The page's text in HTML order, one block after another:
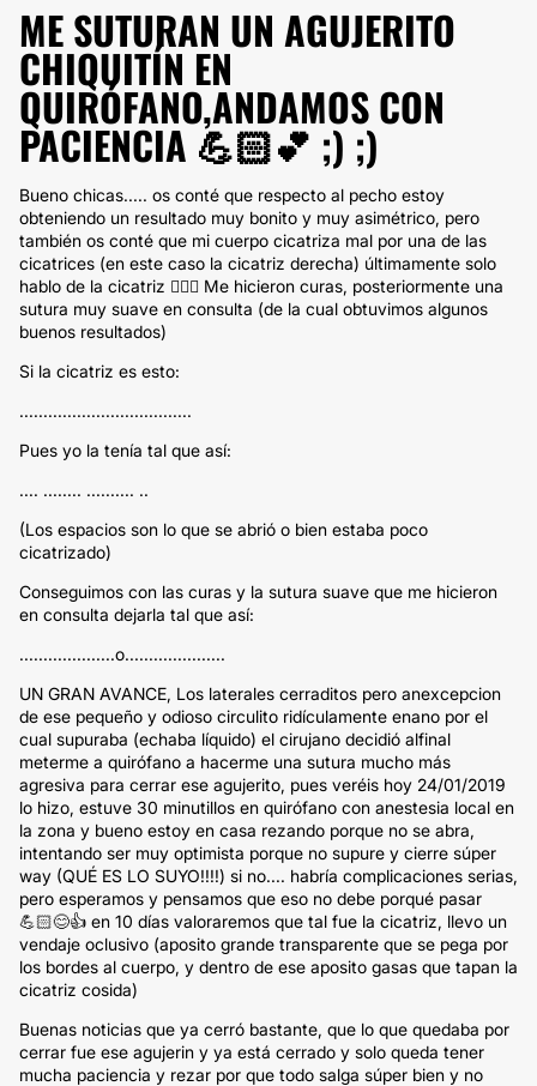
ME SUTURAN UN AGUJERITO
CHIQUITÍN EN
QUIRÓFANO,ANDAMOS CON
PACIENCIA 💪🏻💕 ;) ;)
Bueno chicas..... os conté que respecto al pecho estoy
obteniendo un resultado muy bonito y muy asimétrico, pero
también os conté que mi cuerpo cicatriza mal por una de las
cicatrices (en este caso la cicatriz derecha) últimamente solo
hablo de la cicatriz 🤦🏻‍♀️ Me hicieron curas, posteriormente una
sutura muy suave en consulta (de la cual obtuvimos algunos
buenos resultados)
Si la cicatriz es esto:
....................................
Pues yo la tenía tal que así:
.... ........ .......... ..
(Los espacios son lo que se abrió o bien estaba poco
cicatrizado)
Conseguimos con las curas y la sutura suave que me hicieron
en consulta dejarla tal que así:
....................o.....................
UN GRAN AVANCE, Los laterales cerraditos pero anexcepcion
de ese pequeño y odioso circulito ridículamente enano por el
cual supuraba (echaba líquido) el cirujano decidió alfinal
meterme a quirófano a hacerme una sutura mucho más
agresiva para cerrar ese agujerito, pues veréis hoy 24/01/2019
lo hizo, estuve 30 minutillos en quirófano con anestesia local en
la zona y bueno estoy en casa rezando porque no se abra,
intentando ser muy optimista porque no supure y cierre súper
way (QUÉ ES LO SUYO!!!!) si no.... habría complicaciones serias,
pero esperamos y pensamos que eso no debe porqué pasar
💪🏻😊👍 en 10 días valoraremos que tal fue la cicatriz, llevo un
vendaje oclusivo (aposito grande transparente que se pega por
los bordes al cuerpo, y dentro de ese aposito gasas que tapan la
cicatriz cosida)
Buenas noticias que ya cerró bastante, que lo que quedaba por
cerrar fue ese agujerin y ya está cerrado y solo queda tener
mucha paciencia y rezar por que todo salga súper bien y no